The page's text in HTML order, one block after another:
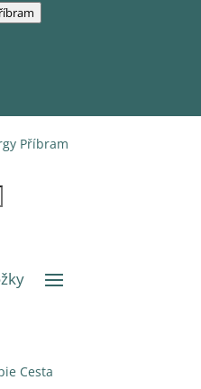
Cesta